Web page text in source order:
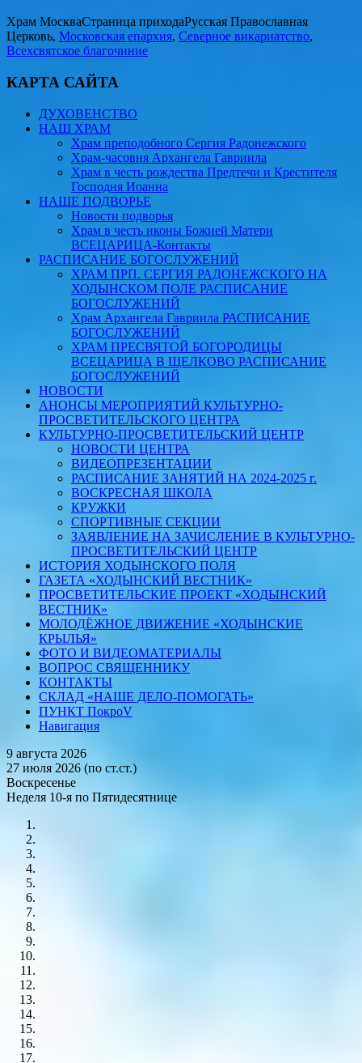
Храм МоскваСтраница приходаРусская Православная
Церковь, Московская епархия, Северное викариатство,
Всехсвятское благочиние
КАРТА САЙТА
ДУХОВЕНСТВО
НАШ ХРАМ
Храм преподобного Сергия Радонежского
Храм-часовня Архангела Гавриила
Храм в честь рождества Предтечи и Крестителя
Господня Иоанна
НАШЕ ПОДВОРЬЕ
Новости подворья
Храм в честь иконы Божией Матери
ВСЕЦАРИЦА-Контакты
РАСПИСАНИЕ БОГОСЛУЖЕНИЙ
ХРАМ ПРП. СЕРГИЯ РАДОНЕЖСКОГО НА
ХОДЫНСКОМ ПОЛЕ РАСПИСАНИЕ
БОГОСЛУЖЕНИЙ
Храм Архангела Гавриила РАСПИСАНИЕ
БОГОСЛУЖЕНИЙ
ХРАМ ПРЕСВЯТОЙ БОГОРОДИЦЫ
ВСЕЦАРИЦА В ЩЕЛКОВО РАСПИСАНИЕ
БОГОСЛУЖЕНИЙ
НОВОСТИ
АНОНСЫ МЕРОПРИЯТИЙ КУЛЬТУРНО-
ПРОСВЕТИТЕЛЬСКОГО ЦЕНТРА
КУЛЬТУРНО-ПРОСВЕТИТЕЛЬСКИЙ ЦЕНТР
НОВОСТИ ЦЕНТРА
ВИДЕОПРЕЗЕНТАЦИИ
РАСПИСАНИЕ ЗАНЯТИЙ НА 2024-2025 г.
ВОСКРЕСНАЯ ШКОЛА
КРУЖКИ
СПОРТИВНЫЕ СЕКЦИИ
ЗАЯВЛЕНИЕ НА ЗАЧИСЛЕНИЕ В КУЛЬТУРНО-
ПРОСВЕТИТЕЛЬСКИЙ ЦЕНТР
ИСТОРИЯ ХОДЫНСКОГО ПОЛЯ
ГАЗЕТА «ХОДЫНСКИЙ ВЕСТНИК»
ПРОСВЕТИТЕЛЬСКИЕ ПРОЕКТ «ХОДЫНСКИЙ
ВЕСТНИК»
МОЛОДЁЖНОЕ ДВИЖЕНИЕ «ХОДЫНСКИЕ
КРЫЛЬЯ»
ФОТО И ВИДЕОМАТЕРИАЛЫ
ВОПРОС СВЯЩЕННИКУ
КОНТАКТЫ
СКЛАД «НАШЕ ДЕЛО-ПОМОГАТЬ»
ПУНКТ ПокроV
Навигация
9 августа 2026
27 июля 2026 (по ст.ст.)
Воскресенье
Неделя 10-я по Пятидесятнице